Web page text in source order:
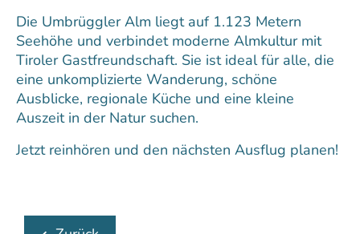
Die Umbrüggler Alm liegt auf 1.123 Metern
Seehöhe und verbindet moderne Almkultur mit
Tiroler Gastfreundschaft. Sie ist ideal für alle, die
eine unkomplizierte Wanderung, schöne
Ausblicke, regionale Küche und eine kleine
Auszeit in der Natur suchen.
Jetzt reinhören und den nächsten Ausflug planen!